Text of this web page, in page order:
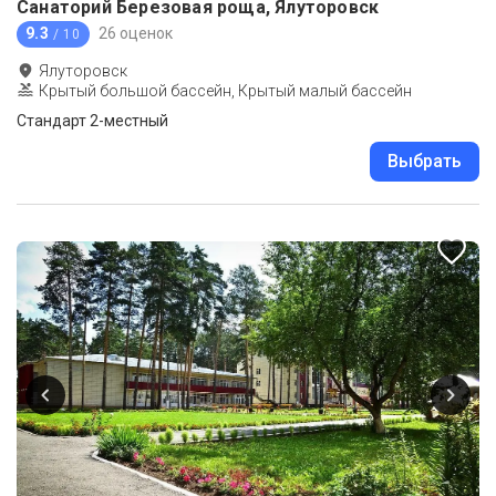
Санаторий Березовая роща, Ялуторовск
9.3 / 10 26 оценок
Ялуторовск
Крытый большой бассейн, Крытый малый бассейн
Стандарт 2-местный
Выбрать